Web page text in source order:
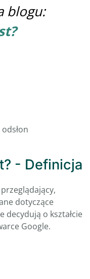
blogu:
- Definicja
dotyczące
decydują o kształcie
Google.